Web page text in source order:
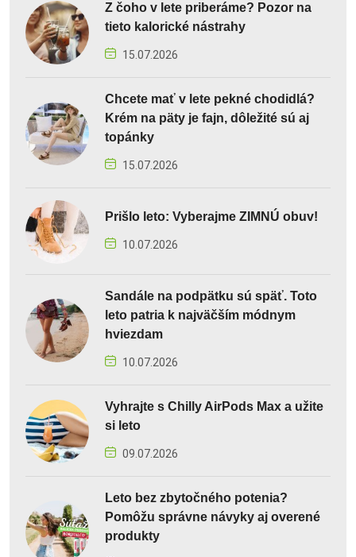
Z čoho v lete priberáme? Pozor na
tieto kalorické nástrahy
15.07.2026
Chcete mať v lete pekné chodidlá?
Krém na päty je fajn, dôležité sú aj
topánky
15.07.2026
Prišlo leto: Vyberajme ZIMNÚ obuv!
10.07.2026
Sandále na podpätku sú späť. Toto
leto patria k najväčším módnym
hviezdam
10.07.2026
Vyhrajte s Chilly AirPods Max a užite
si leto
09.07.2026
Leto bez zbytočného potenia?
Pomôžu správne návyky aj overené
produkty